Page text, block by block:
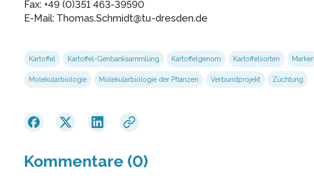
Fax: +49 (0)351 463-39590
E-Mail: Thomas.Schmidt@tu-dresden.de
Kartoffel Kartoffel-Genbanksammlung Kartoffelgenom Kartoffelsorten Marker
Molekularbiologie Molekularbiologie der Pflanzen Verbundprojekt Züchtung
Kommentare (0)